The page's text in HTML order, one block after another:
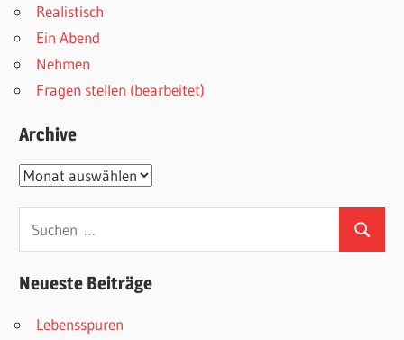
Realistisch
Ein Abend
Nehmen
Fragen stellen (bearbeitet)
Archive
Archive
Suchen
nach:
Suchen
Neueste Beiträge
Lebensspuren